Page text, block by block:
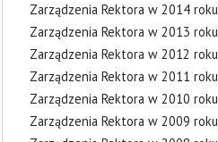
Zarządzenia Rektora w 2014 roku
Zarządzenia Rektora w 2013 roku
Zarządzenia Rektora w 2012 roku
Zarządzenia Rektora w 2011 roku
Zarządzenia Rektora w 2010 roku
Zarządzenia Rektora w 2009 roku